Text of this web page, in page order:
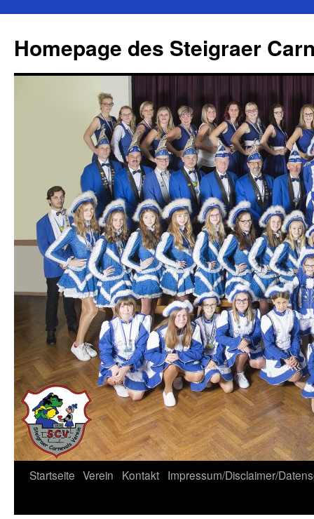
springen
Homepage des Steigraer
Startseite Verein Kontakt Impressum/Disclaimer/